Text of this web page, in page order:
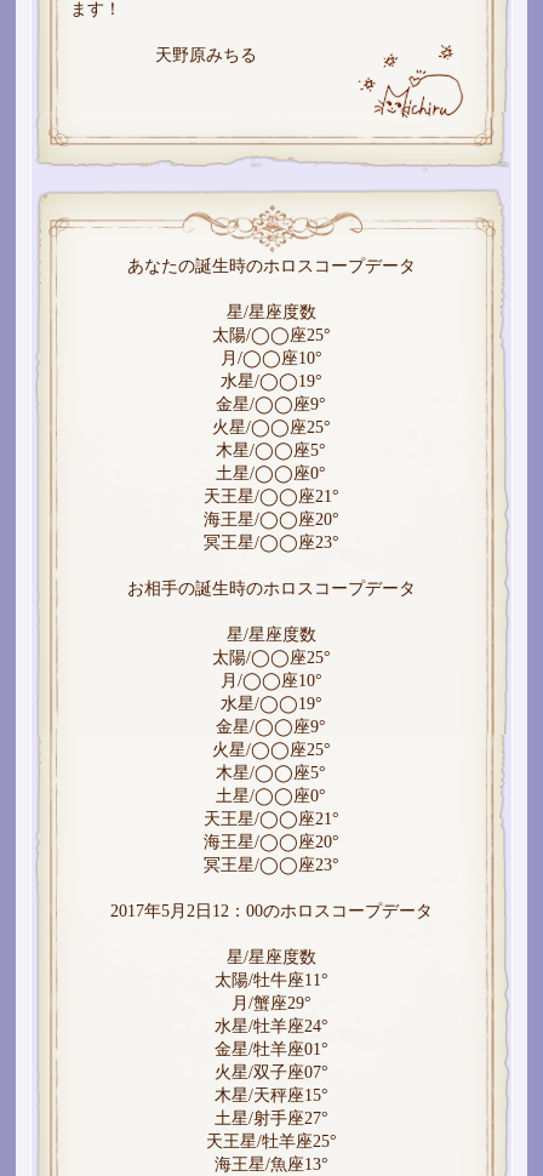
ます！
天野原みちる
あなたの誕生時のホロスコープデータ
星/星座度数
太陽/◯◯座25°
月/◯◯座10°
水星/◯◯19°
金星/◯◯座9°
火星/◯◯座25°
木星/◯◯座5°
土星/◯◯座0°
天王星/◯◯座21°
海王星/◯◯座20°
冥王星/◯◯座23°
お相手の誕生時のホロスコープデータ
星/星座度数
太陽/◯◯座25°
月/◯◯座10°
水星/◯◯19°
金星/◯◯座9°
火星/◯◯座25°
木星/◯◯座5°
土星/◯◯座0°
天王星/◯◯座21°
海王星/◯◯座20°
冥王星/◯◯座23°
2017年5月2日12：00のホロスコープデータ
星/星座度数
太陽/牡牛座11°
月/蟹座29°
水星/牡羊座24°
金星/牡羊座01°
火星/双子座07°
木星/天秤座15°
土星/射手座27°
天王星/牡羊座25°
海王星/魚座13°